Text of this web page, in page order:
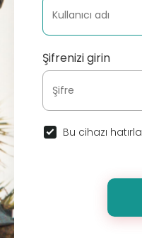
Şifrenizi girin
Bu cihazı hatırla